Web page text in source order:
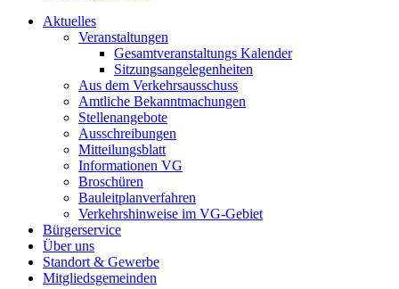
Aktuelles
Veranstaltungen
Gesamtveranstaltungs Kalender
Sitzungsangelegenheiten
Aus dem Verkehrsausschuss
Amtliche Bekanntmachungen
Stellenangebote
Ausschreibungen
Mitteilungsblatt
Informationen VG
Broschüren
Bauleitplanverfahren
Verkehrshinweise im VG-Gebiet
Bürgerservice
Über uns
Standort & Gewerbe
Mitgliedsgemeinden